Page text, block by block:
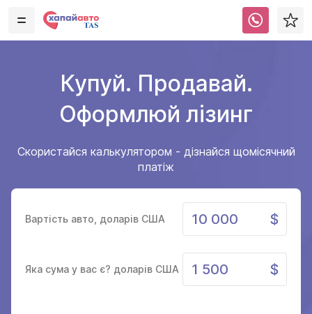
Купуй. Продавай.
Оформлюй лізинг
Скористайся калькулятором - дізнайся щомісячний
платіж
Вартість авто, доларів США
Яка сума у вас є? доларів США